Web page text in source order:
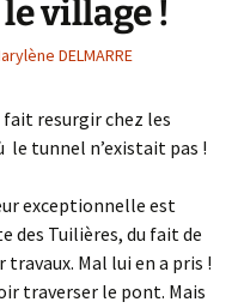
village !
DELMARRE
resurgir chez les
le tunnel n’existait pas !
exceptionnelle est
des Tuilières, du fait de
Mal lui en a pris !
traverser le pont. Mais